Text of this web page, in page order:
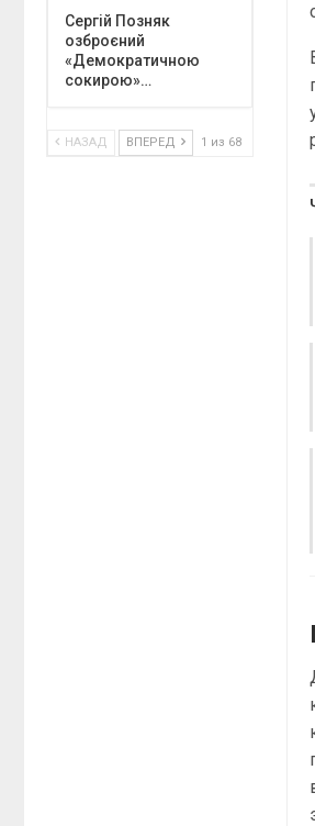
Сергій Позняк
озброєний
«Демократичною
сокирою»…
НАЗАД ВПЕРЕД 1 из 68